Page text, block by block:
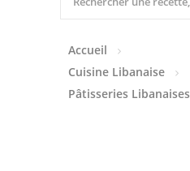
Entrées Froides
Tajines
Accueil
Cuisine Libanaise
Pâtisseries Libanaises